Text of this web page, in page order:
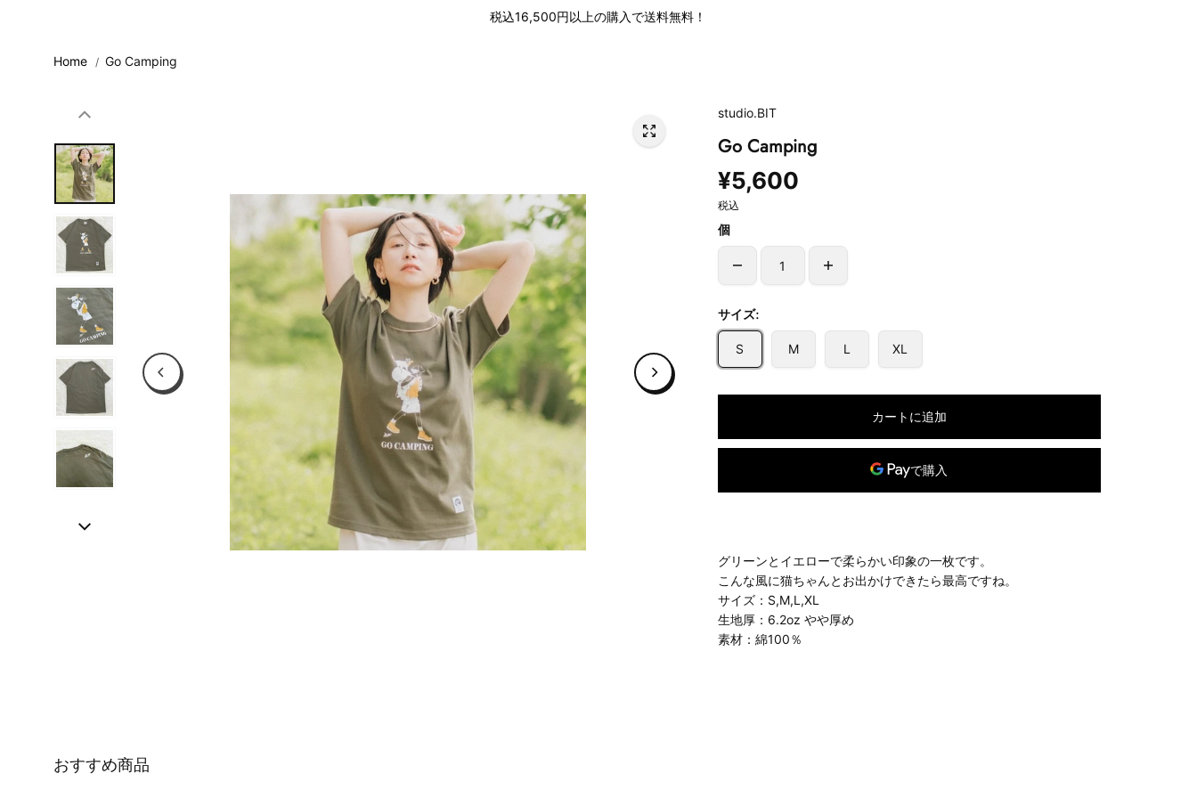
税込16,500円以上の購入で送料無料！
Home Go Camping
studio.BIT
Go Camping
¥5,600
税込
個
サイズ:
S M L XL
カートに追加
グリーンとイエローで柔らかい印象の一枚です。
こんな風に猫ちゃんとお出かけできたら最高ですね。
サイズ：S,M,L,XL
生地厚：6.2oz やや厚め
素材：綿100％
おすすめ商品